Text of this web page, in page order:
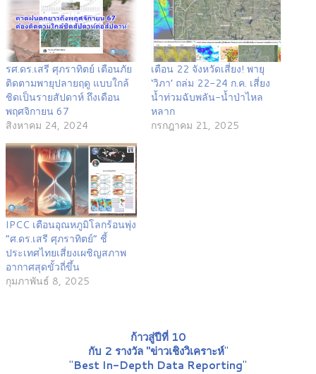
รศ.ดร.เสรี ศุภราทิตย์ เตือนภัย
ติดตามพายุปลายฤดู แบบใกล้
ชิดเป็นรายสัปดาห์ ถึงเดือน
พฤศจิกายน 67
สิงหาคม 24, 2024
เตือน 22 จังหวัดเสี่ยง! พายุ
‘วิภา’ ถล่ม 22-24 ก.ค. เสี่ยง
น้ำท่วมฉับพลัน-น้ำป่าไหล
หลาก
กรกฎาคม 21, 2025
IPCC เตือนอุณหภูมิโลกร้อนพุ่ง
“ศ.ดร.เสรี ศุภราทิตย์” ชี้
ประเทศไทยเสี่ยงเผชิญสภาพ
อากาศสุดขั้วถี่ขึ้น
กุมภาพันธ์ 8, 2025
ก้าวสู่ปีที่ 10
กับ 2 รางวัล "ข่าวเชิงวิเคราะห์"
"Best In-Depth Data Reporting"